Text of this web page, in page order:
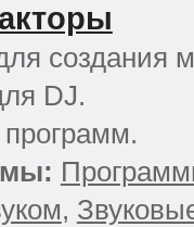
создания
DJ.
,